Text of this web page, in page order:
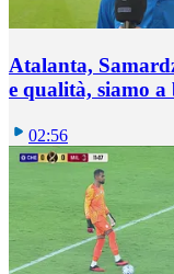
Atalanta,
e qualità, siamo
02:56